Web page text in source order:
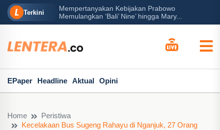
Terkini
Mempertanyakan Kebijakan Prabowo
Memulangkan ‘Bali’ Nine’ hingga Mary...
EPaper Headline Aktual Opini
Home
Peristiwa
Kecelakaan Bus Sugeng Rahayu di Nganjuk, 27 Orang